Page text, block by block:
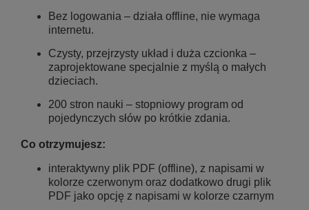
Bez logowania – działa offline, nie wymaga
internetu.
Czysty, przejrzysty układ i duża czcionka –
zaprojektowane specjalnie z myślą o małych
dzieciach.
200 stron nauki – stopniowy program od
pojedynczych słów po krótkie zdania.
Co otrzymujesz:
interaktywny plik PDF (offline), z napisami w
kolorze czerwonym oraz dodatkowo drugi plik
PDF jako opcję z napisami w kolorze czarnym